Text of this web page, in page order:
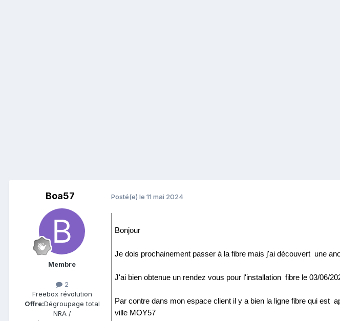
Boa57
Membre
2
Freebox révolution
Offre:Dégroupage total
NRA /
Posté(e) le 11 mai 2024
Bonjour
Je dois prochainement passer à la fibre mais j'ai découvert une
J'ai bien obtenue un rendez vous pour l'installation fibre le 03/06/
Par contre dans mon espace client il y a bien la ligne fibre qui est
ville MOY57